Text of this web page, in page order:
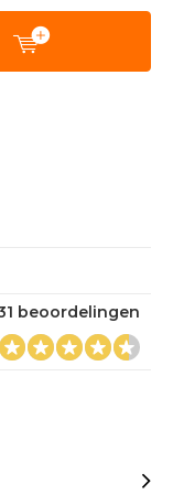
beoordelingen